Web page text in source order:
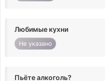
Любимые кухни
Не указано
Пьёте алкоголь?